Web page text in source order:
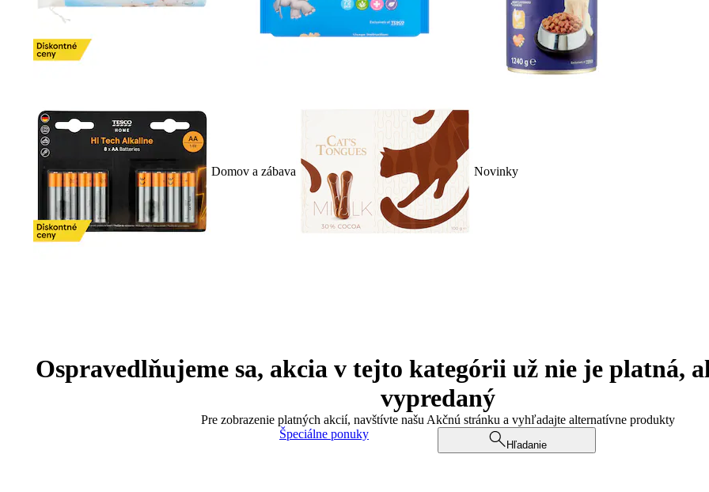
Domov a zábava Novinky
Ospravedlňujeme sa, akcia v tejto kategórii už nie je platná,
vypredaný
Pre zobrazenie platných akcií, navštívte našu Akčnú stránku a vyhľadajte alternatívne produkty
Špeciálne ponuky
Hľadanie